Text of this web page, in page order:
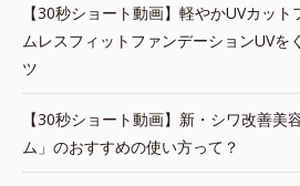
【30秒ショート動画】軽やかUVカッ
ムレスフィットファンデーションUVを
ツ
【30秒ショート動画】新・シワ改善美
ム」のおすすめの使い方って？